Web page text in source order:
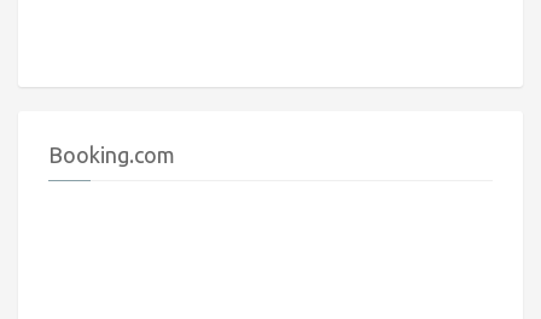
Booking.com